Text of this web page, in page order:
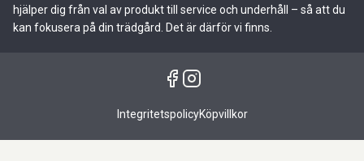
hjälper dig från val av produkt till service och underhåll – så att du
kan fokusera på din trädgård. Det är därför vi finns.
IntegritetspolicyKöpvillkor